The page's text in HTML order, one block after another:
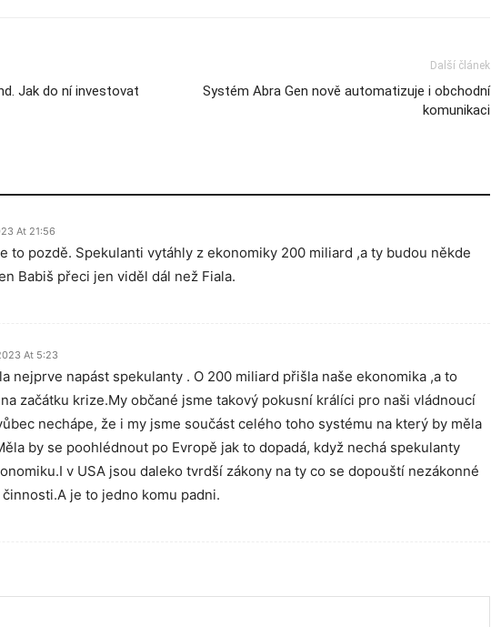
Jak do ní investovat
Další článek
Systém Abra Gen nově automatizuje i obchodní
komunikaci
At 21:56
to pozdě. Spekulanti vytáhly z ekonomiky 200 miliard ,a ty budou někde
Babiš přeci jen viděl dál než Fiala.
At 5:23
nejprve napást spekulanty . O 200 miliard přišla naše ekonomika ,a to
začátku krize.My občané jsme takový pokusní králíci pro naši vládnoucí
nechápe, že i my jsme součást celého toho systému na který by měla
by se poohlédnout po Evropě jak to dopadá, když nechá spekulanty
v USA jsou daleko tvrdší zákony na ty co se dopouští nezákonné
je to jedno komu padni.